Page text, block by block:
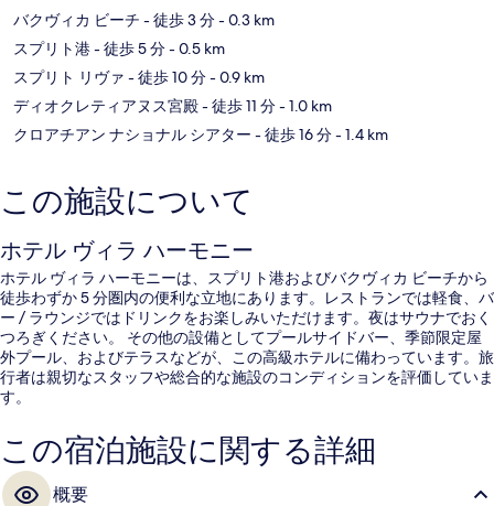
バクヴィカ ビーチ - 徒歩 3 分- 0.3 km
スプリト港- 徒歩 5 分- 0.5 km
スプリト リヴァ - 徒歩 10 分- 0.9 km
ディオクレティアヌス宮殿- 徒歩 11 分- 1.0 km
クロアチアン ナショナル シアター - 徒歩 16 分- 1.4 km
この施設について
ホテル ヴィラ ハーモニー
ホテル ヴィラ ハーモニーは、スプリト港およびバクヴィカ ビーチから
徒歩わずか 5 分圏内の便利な立地にあります。レストランでは軽食、バ
ー / ラウンジではドリンクをお楽しみいただけます。夜はサウナでおく
つろぎください。 その他の設備としてプールサイドバー、季節限定屋
外プール、およびテラスなどが、この高級ホテルに備わっています。旅
行者は親切なスタッフや総合的な施設のコンディションを評価していま
す。
この宿泊施設に関する詳細
概要